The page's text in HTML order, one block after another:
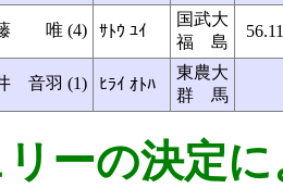
唯 (4) ｻﾄｳ ﾕｲ
国武大
福 島
56.11
音羽 (1) ﾋﾗｲ ｵﾄﾊ
東農大
群 馬
ーの決定